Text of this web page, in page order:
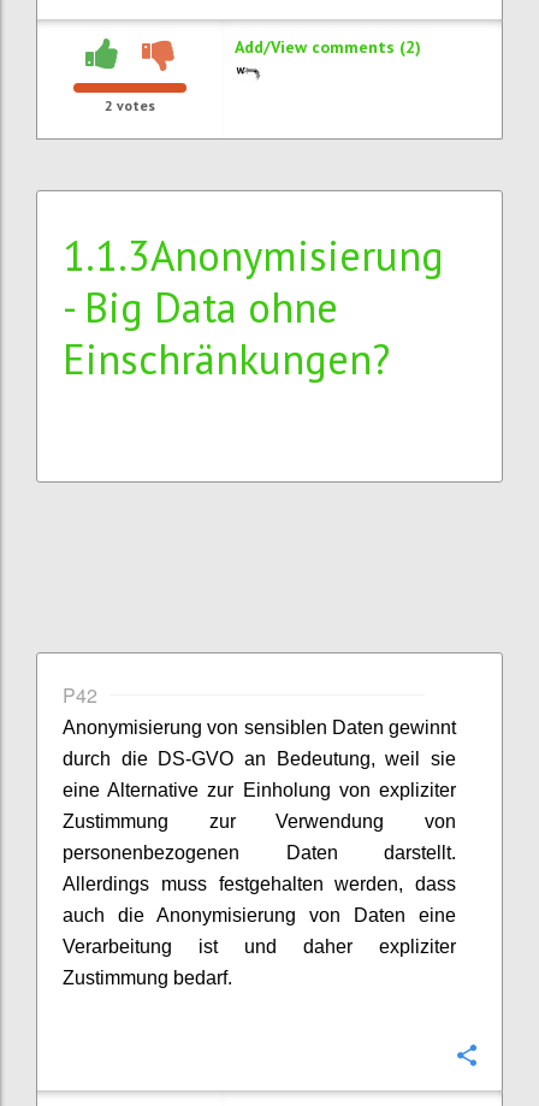
2 votes
Add/View comments (2)
1.1.3Anonymisierung
- Big Data ohne
Einschränkungen?
P42
Anonymisierung von sensiblen Daten gewinnt
durch die DS-GVO an Bedeutung, weil sie
eine Alternative zur Einholung von expliziter
Zustimmung zur Verwendung von
personenbezogenen Daten darstellt.
Allerdings muss festgehalten werden, dass
auch die Anonymisierung von Daten eine
Verarbeitung ist und daher expliziter
Zustimmung bedarf.